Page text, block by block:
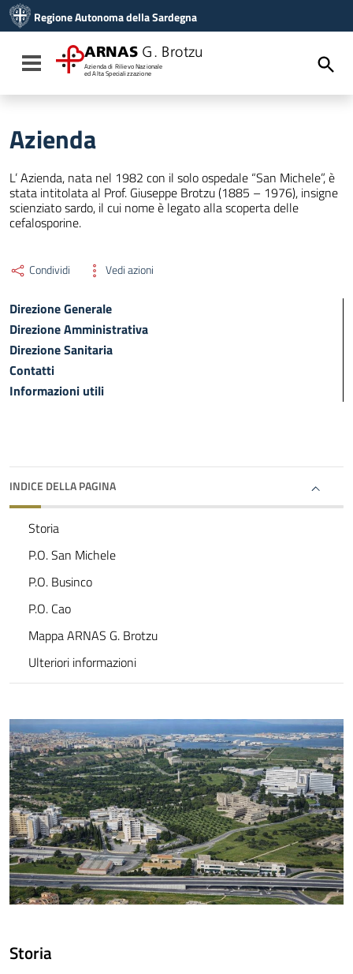
Vai al menu di navigazione
Vai al footer
Regione Autonoma della Sardegna
Toggle navigation
ARNAS G. Brotzu
Azienda di Rilievo Nazionale
ed Alta Specializzazione
Azienda
L’ Azienda, nata nel 1982 con il solo ospedale “San Michele”, è
stata intitolata al Prof. Giuseppe Brotzu (1885 – 1976), insigne
scienziato sardo, il cui nome è legato alla scoperta delle
cefalosporine.
Condividi Vedi azioni
Direzione Generale
Direzione Amministrativa
Direzione Sanitaria
Contatti
Informazioni utili
INDICE DELLA PAGINA
Storia
P.O. San Michele
P.O. Businco
P.O. Cao
Mappa ARNAS G. Brotzu
Ulteriori informazioni
Storia